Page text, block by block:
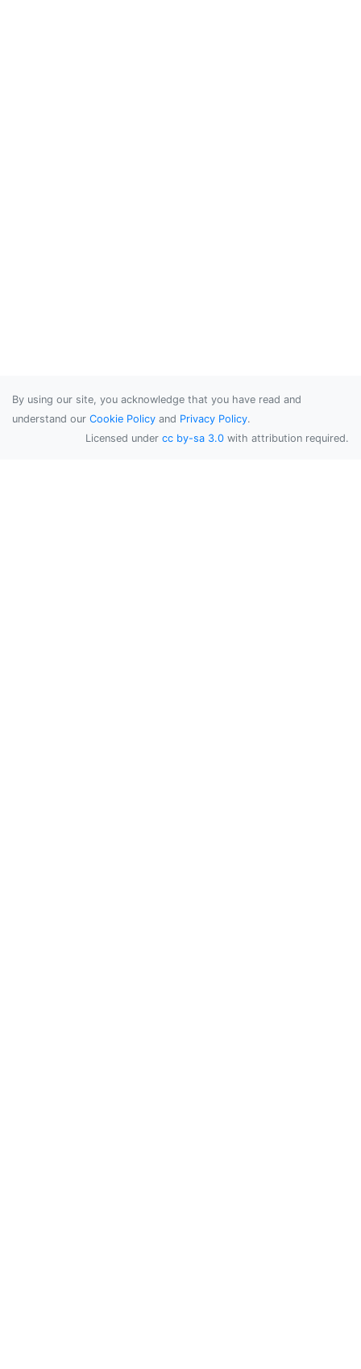
By using our site, you acknowledge that you have read and
understand our Cookie Policy and Privacy Policy.
Licensed under cc by-sa 3.0 with attribution required.